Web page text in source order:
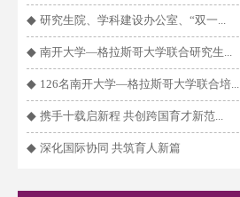
◆ 研究生院、学科建设办公室、“双一...
◆ 南开大学—格拉斯哥大学联合研究生...
◆ 126名南开大学—格拉斯哥大学联合培...
◆ 携手十载启新程 共创跨国育才新范...
◆ 深化国际协同 共筑育人新篇